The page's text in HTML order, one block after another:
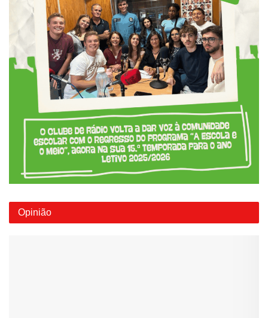
Opinião